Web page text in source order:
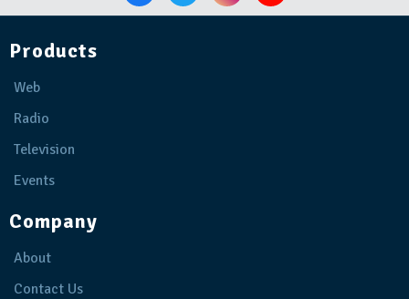
Products
Web
Radio
Television
Events
Company
About
Contact Us